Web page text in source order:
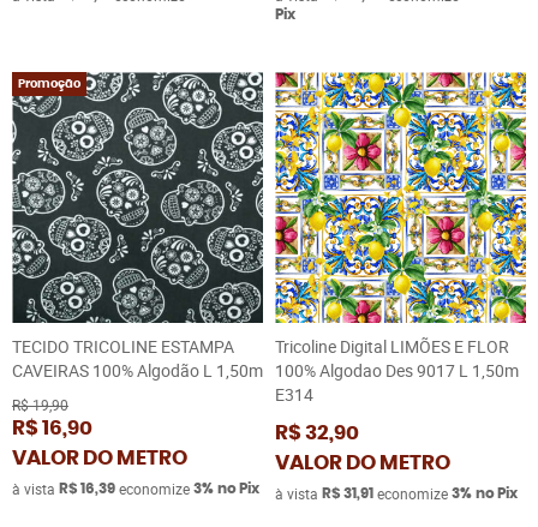
Pix
Promoção
TECIDO TRICOLINE ESTAMPA
CAVEIRAS 100% Algodão L 1,50m
R$ 19,90
R$ 16,90
VALOR DO METRO
à vista R$ 16,39 economize 3% no Pix
Tricoline Digital LIMÕES E FLOR
100% Algodao Des 9017 L 1,50m
E314
R$ 32,90
VALOR DO METRO
à vista R$ 31,91 economize 3% no Pix